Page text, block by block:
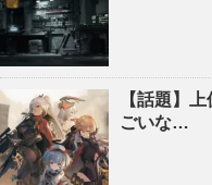
【話題】
ごいな…